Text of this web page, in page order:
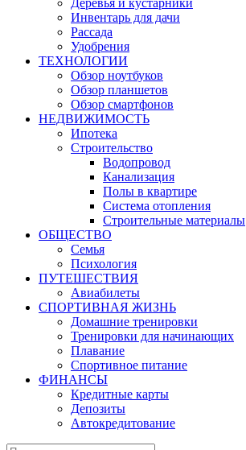
Деревья и кустарники
Инвентарь для дачи
Рассада
Удобрения
ТЕХНОЛОГИИ
Обзор ноутбуков
Обзор планшетов
Обзор смартфонов
НЕДВИЖИМОСТЬ
Ипотека
Строительство
Водопровод
Канализация
Полы в квартире
Система отопления
Строительные материалы
ОБЩЕСТВО
Семья
Психология
ПУТЕШЕСТВИЯ
Авиабилеты
СПОРТИВНАЯ ЖИЗНЬ
Домашние тренировки
Тренировки для начинающих
Плавание
Спортивное питание
ФИНАНСЫ
Кредитные карты
Депозиты
Автокредитование